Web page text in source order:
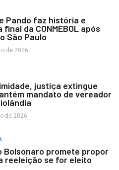
Pando faz história e
da CONMEBOL após
São Paulo
de 2026
justiça extingue
mandato de vereador
de 2026
Bolsonaro promete propor
reeleição se for eleito